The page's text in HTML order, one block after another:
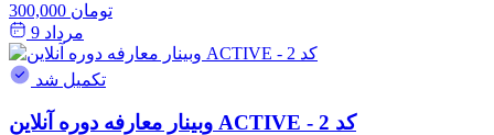
300,000 تومان
مرداد 9
تکمیل شد
وبینار معارفه دوره آنلاین ACTIVE - کد 2